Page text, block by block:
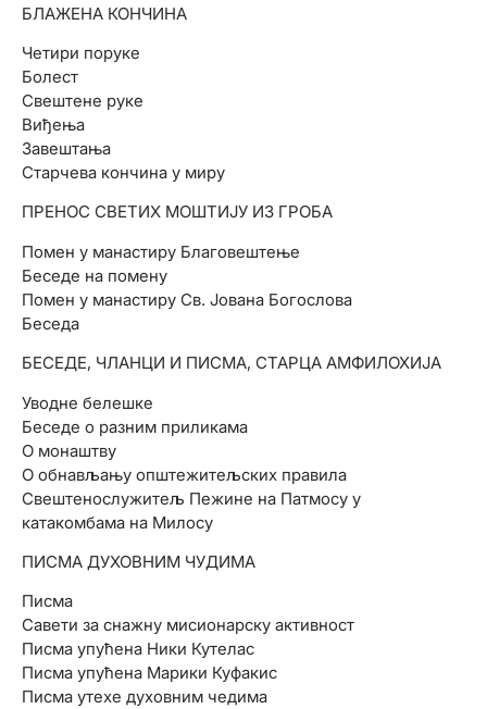
БЛАЖЕНА КОНЧИНА
Четири поруке
Болест
Свештене руке
Виђења
Завештања
Старчева кончина у миру
ПРЕНОС СВЕТИХ МОШТИЈУ ИЗ ГРОБА
Помен у манастиру Благовештење
Беседе на помену
Помен у манастиру Св. Јована Богослова
Беседа
БЕСЕДЕ, ЧЛАНЦИ И ПИСМА, СТАРЦА АМФИЛОХИЈА
Уводне белешке
Беседе о разним приликама
О монаштву
О обнављању општежитељских правила
Свештенослужитељ Пежине на Патмосу у
катакомбама на Милосу
ПИСМА ДУХОВНИМ ЧУДИМА
Писма
Савети за снажну мисионарску активност
Писма упућена Ники Кутелас
Писма упућена Марики Куфакис
Писма утехе духовним чедима